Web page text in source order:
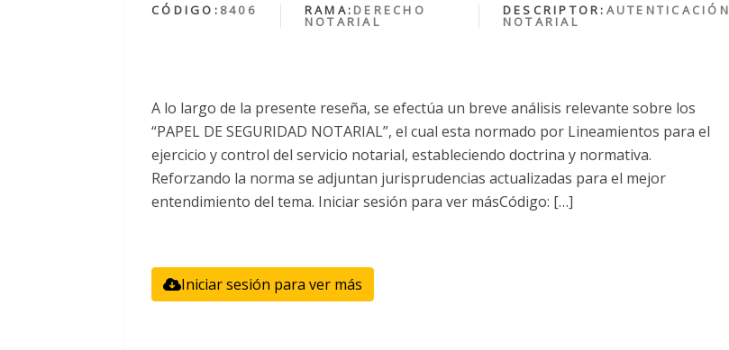
CÓDIGO: 8406 RAMA: DERECHO
NOTARIAL
DESCRIPTOR: AUTENTICACIÓN
NOTARIAL
A lo largo de la presente reseña, se efectúa un breve análisis relevante sobre los
“PAPEL DE SEGURIDAD NOTARIAL”, el cual esta normado por Lineamientos para el
ejercicio y control del servicio notarial, estableciendo doctrina y normativa.
Reforzando la norma se adjuntan jurisprudencias actualizadas para el mejor
entendimiento del tema. Iniciar sesión para ver másCódigo: […]
Iniciar sesión para ver más